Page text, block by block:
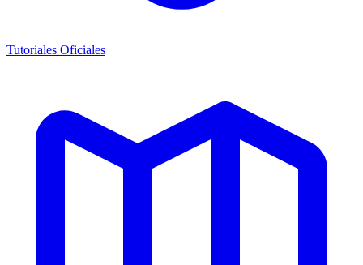
Tutoriales Oficiales